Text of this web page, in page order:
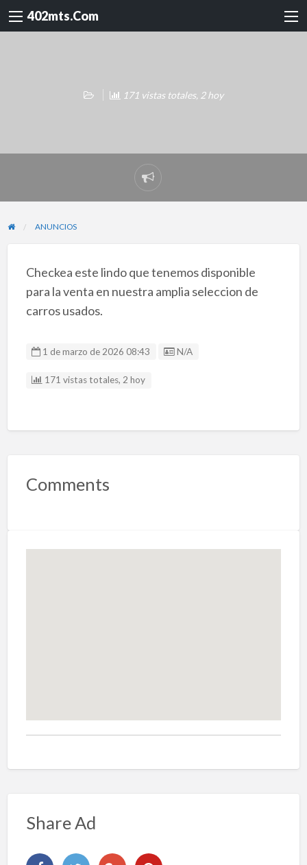
402mts.Com
171 vistas totales, 2 hoy
Reportar
problema
ANUNCIOS
Checkea este lindo que tenemos disponible
para la venta en nuestra amplia seleccion de
carros usados.
1 de marzo de 2026 08:43 Listing ID
N/A
171 vistas totales, 2 hoy
Comments
Share Ad